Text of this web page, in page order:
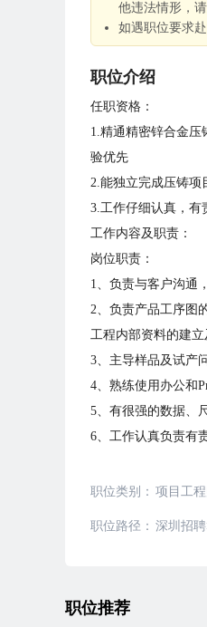
他违法情形，
如遇职位要求
职位介绍
任职资格：
1.精通精密锌合金
验优先
2.能独立完成压铸项
3.工作仔细认真，有
工作内容及职责：
岗位职责：
1、负责与客户沟通
2、负责产品工序图
工程内部资料的建立
3、主导样品及试产
4、熟练使用办公和
5、有很强的数据、
6、工作认真负责有
职位类别： 项目工
职位路径： 深圳招聘
职位推荐